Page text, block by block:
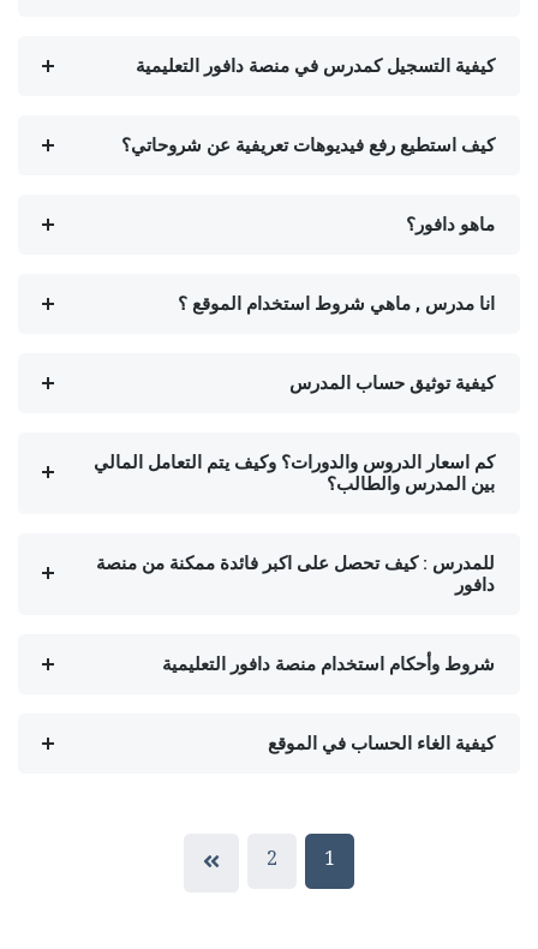
كيفية التسجيل كمدرس في منصة دافور التعليمية
كيف استطيع رفع فيديوهات تعريفية عن شروحاتي؟
ماهو دافور؟
انا مدرس , ماهي شروط استخدام الموقع ؟
كيفية توثيق حساب المدرس
كم اسعار الدروس والدورات؟ وكيف يتم التعامل المالي
بين المدرس والطالب؟
للمدرس : كيف تحصل على اكبر فائدة ممكنة من منصة
دافور
شروط وأحكام استخدام منصة دافور التعليمية
كيفية الغاء الحساب في الموقع
1
2